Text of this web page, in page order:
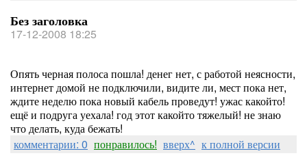
Без заголовка
17-12-2008 18:25
Опять черная полоса пошла! денег нет, с работой неясности,
интернет домой не подключили, видите ли, мест пока нет,
ждите неделю пока новый кабель проведут! ужас какойто!
ещё и подруга уехала! год этот какойто тяжелый! не знаю
что делать, куда бежать!
комментарии: 0 понравилось! вверх^ к полной версии